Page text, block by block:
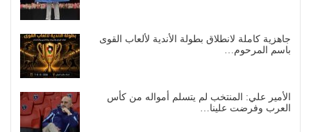
جاهزية كاملة لانطلاق بطولة الأندية لألعاب القوى
باسم المرحوم…
الأمير علي: المنتخب لم يتسلم أمواله من كأس
العرب وفرضت علينا…